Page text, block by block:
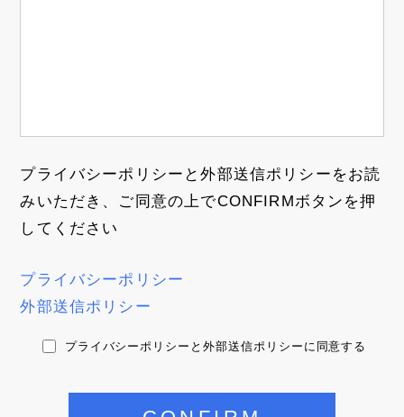
プライバシーポリシーと外部送信ポリシーをお読
みいただき、ご同意の上でCONFIRMボタンを押
してください
プライバシーポリシー
外部送信ポリシー
プライバシーポリシーと外部送信ポリシーに同意する